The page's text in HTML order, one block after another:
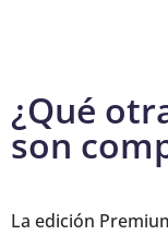
¿Qué
son
La edición